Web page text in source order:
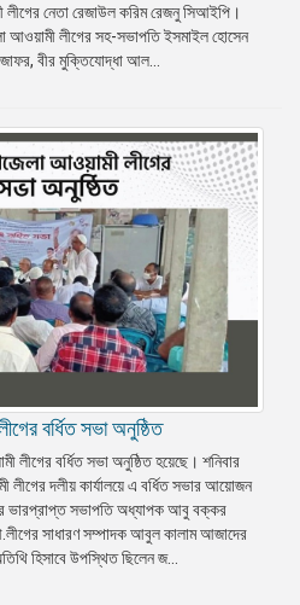
লীগের নেতা রেজাউল করিম রেজনু সিআইপি।
আওয়ামী লীগের সহ-সভাপতি ইসমাইল হোসেন
বীর মুক্তিযোদ্ধা আল...
বর্ধিত সভা অনুষ্ঠিত
লীগের বর্ধিত সভা অনুষ্ঠিত হয়েছে। শনিবার
দলীয় কার্যালয়ে এ বর্ধিত সভার আয়োজন
ভারপ্রাপ্ত সভাপতি অধ্যাপক আবু বক্কর
সাধারণ সম্পাদক আবুল কালাম আজাদের
হিসাবে উপস্থিত ছিলেন জ...